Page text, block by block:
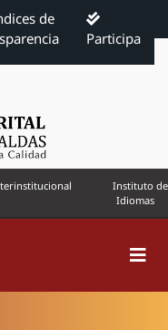
de
Participa
Instituto de
Idiomas